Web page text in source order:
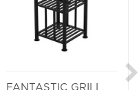
FANTASTIC GRILL